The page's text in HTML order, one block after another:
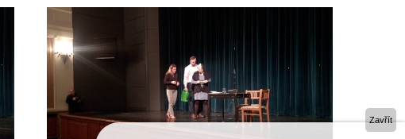
(NE)NALETĚT NEKALÝM
_2
Zavřít